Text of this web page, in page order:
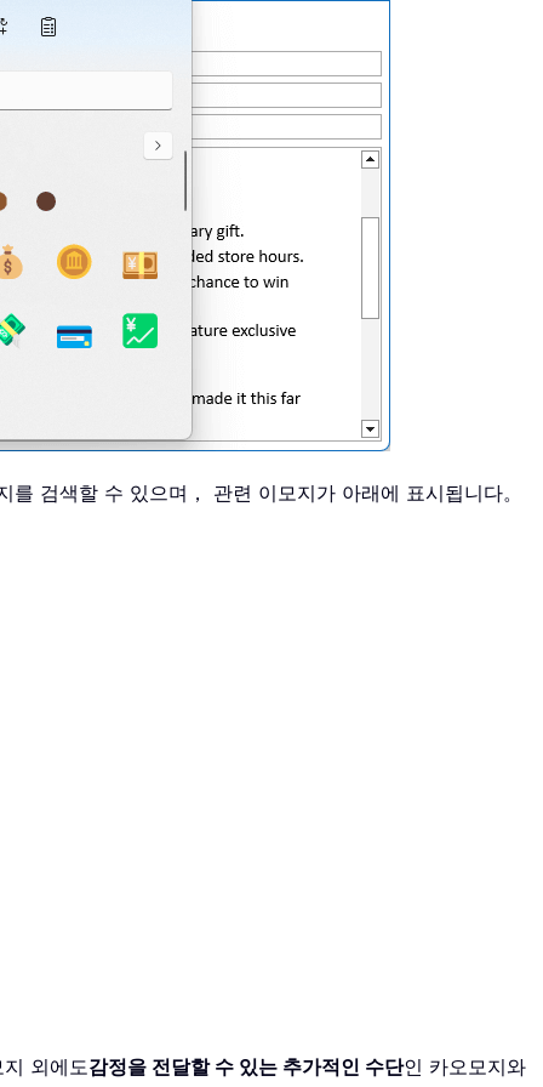
검색할 수 있으며， 관련 이모지가 아래에 표시됩니다。
외에도감정을 전달할 수 있는 추가적인 수단인 카오모지와